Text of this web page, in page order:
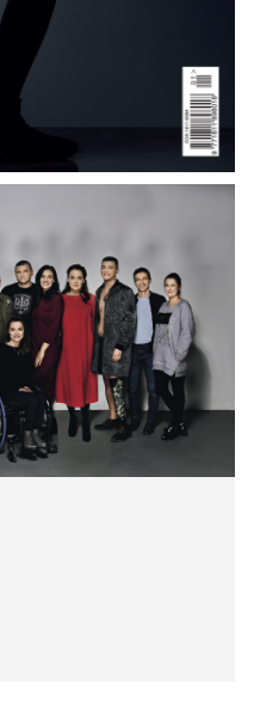
журналу
спецвипуск можна
містах України, крім
кошти з продажу
реабілітацію та
АТО.